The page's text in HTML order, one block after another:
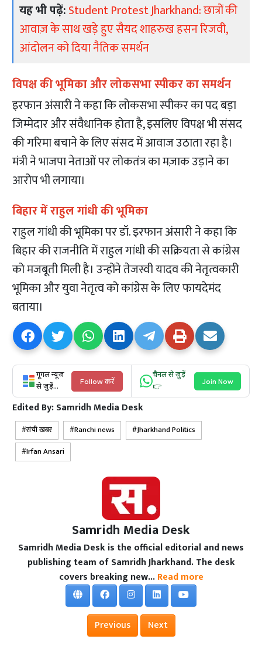
यह भी पढ़ें:Student Protest Jharkhand: छात्रों की
आवाज़ के साथ खड़े हुए सैयद शाहरुख हसन रिजवी,
आंदोलन को दिया नैतिक समर्थन
विपक्ष की भूमिका और लोकसभा स्पीकर का समर्थन
इरफान अंसारी ने कहा कि लोकसभा स्पीकर का पद बड़ा
जिम्मेदार और संवैधानिक होता है, इसलिए विपक्ष भी संसद
की गरिमा बचाने के लिए संसद में आवाज उठाता रहा है।
मंत्री ने भाजपा नेताओं पर लोकतंत्र का मज़ाक उड़ाने का
आरोप भी लगाया।
बिहार में राहुल गांधी की भूमिका
राहुल गांधी की भूमिका पर डॉ. इरफान अंसारी ने कहा कि
बिहार की राजनीति में राहुल गांधी की सक्रियता से कांग्रेस
को मजबूती मिली है। उन्होंने तेजस्वी यादव की नेतृत्वकारी
भूमिका और युवा नेतृत्व को कांग्रेस के लिए फायदेमंद
बताया।
गूगल न्यूज
से जुड़ें...
Follow करें
चैनल से जुड़ें
👉
Join Now
Edited By:Samridh Media Desk
रांची खबर Ranchi news
Jharkhand Politics
Irfan Ansari
Samridh Media Desk
Samridh Media Desk is the official editorial and news
publishing team of Samridh Jharkhand. The desk
covers breaking new... Read more
Previous Next